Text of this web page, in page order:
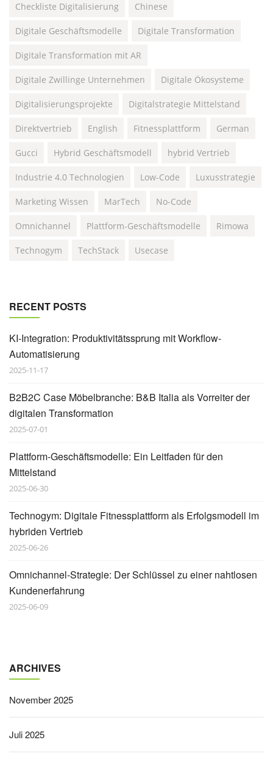
Checkliste Digitalisierung Chinese
Digitale Geschäftsmodelle Digitale Transformation
Digitale Transformation mit AR
Digitale Zwillinge Unternehmen Digitale Ökosysteme
Digitalisierungsprojekte Digitalstrategie Mittelstand
Direktvertrieb English Fitnessplattform German
Gucci Hybrid Geschäftsmodell hybrid Vertrieb
Industrie 4.0 Technologien Low-Code Luxusstrategie
Marketing Wissen MarTech No-Code
Omnichannel Plattform-Geschäftsmodelle Rimowa
Technogym TechStack Usecase
RECENT POSTS
KI-Integration: Produktivitätssprung mit Workflow-
Automatisierung
2025-11-17
B2B2C Case Möbelbranche: B&B Italia als Vorreiter der
digitalen Transformation
2025-07-01
Plattform-Geschäftsmodelle: Ein Leitfaden für den
Mittelstand
2025-06-30
Technogym: Digitale Fitnessplattform als Erfolgsmodell im
hybriden Vertrieb
2025-06-26
Omnichannel-Strategie: Der Schlüssel zu einer nahtlosen
Kundenerfahrung
2025-06-09
ARCHIVES
November 2025
Juli 2025